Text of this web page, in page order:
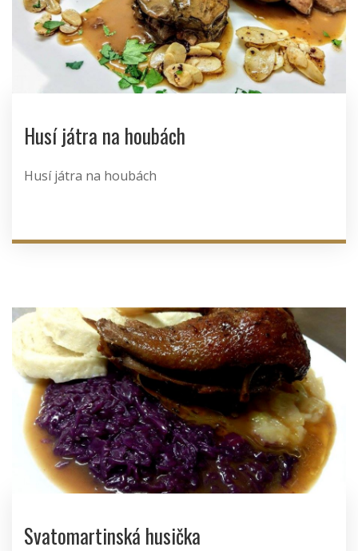
Husí játra na houbách
Husí játra na houbách
Svatomartinská husička